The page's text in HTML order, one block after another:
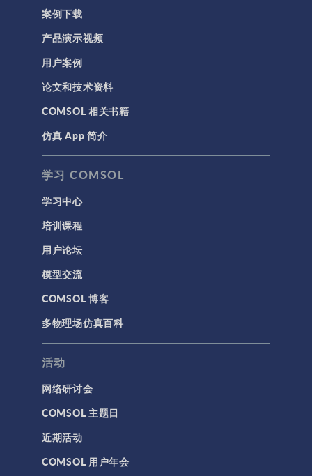
案例下载
产品演示视频
用户案例
论文和技术资料
COMSOL 相关书籍
仿真 App 简介
学习 COMSOL
学习中心
培训课程
用户论坛
模型交流
COMSOL 博客
多物理场仿真百科
活动
网络研讨会
COMSOL 主题日
近期活动
COMSOL 用户年会